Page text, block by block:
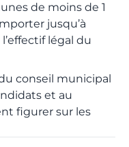
de moins de 1
jusqu’à
légal du
conseil municipal
et au
figurer sur les